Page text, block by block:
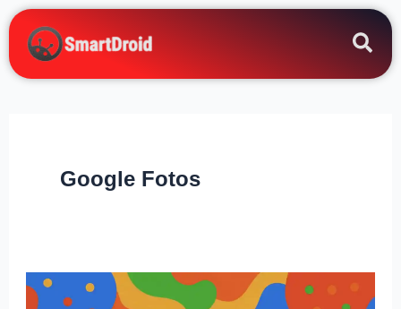
Zum
Inhalt
springen
Google Fotos